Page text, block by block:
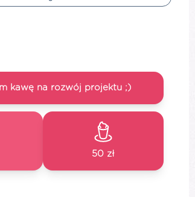
kawę na rozwój projektu ;)
50 zł